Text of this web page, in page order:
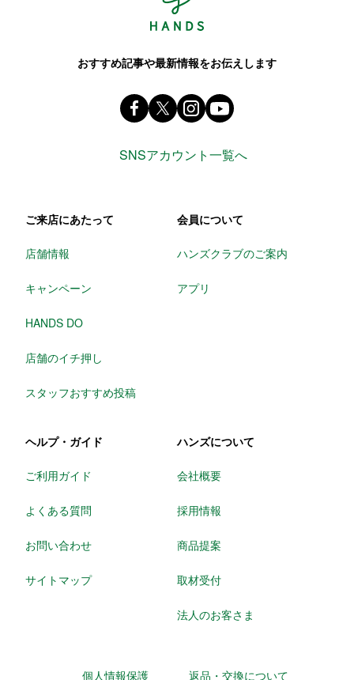
おすすめ記事や最新情報をお伝えします
Facebook ハンズ公式ファンページ
X(旧 twitter) @Hands_official_
instagram
SNSアカウント一覧へ
ご来店にあたって
店舗情報
キャンペーン
HANDS DO
店舗のイチ押し
スタッフおすすめ投稿
会員について
ハンズクラブのご案内
アプリ
ヘルプ・ガイド
ご利用ガイド
よくある質問
お問い合わせ
サイトマップ
ハンズについて
会社概要
採用情報
商品提案
取材受付
法人のお客さま
個人情報保護 返品・交換について